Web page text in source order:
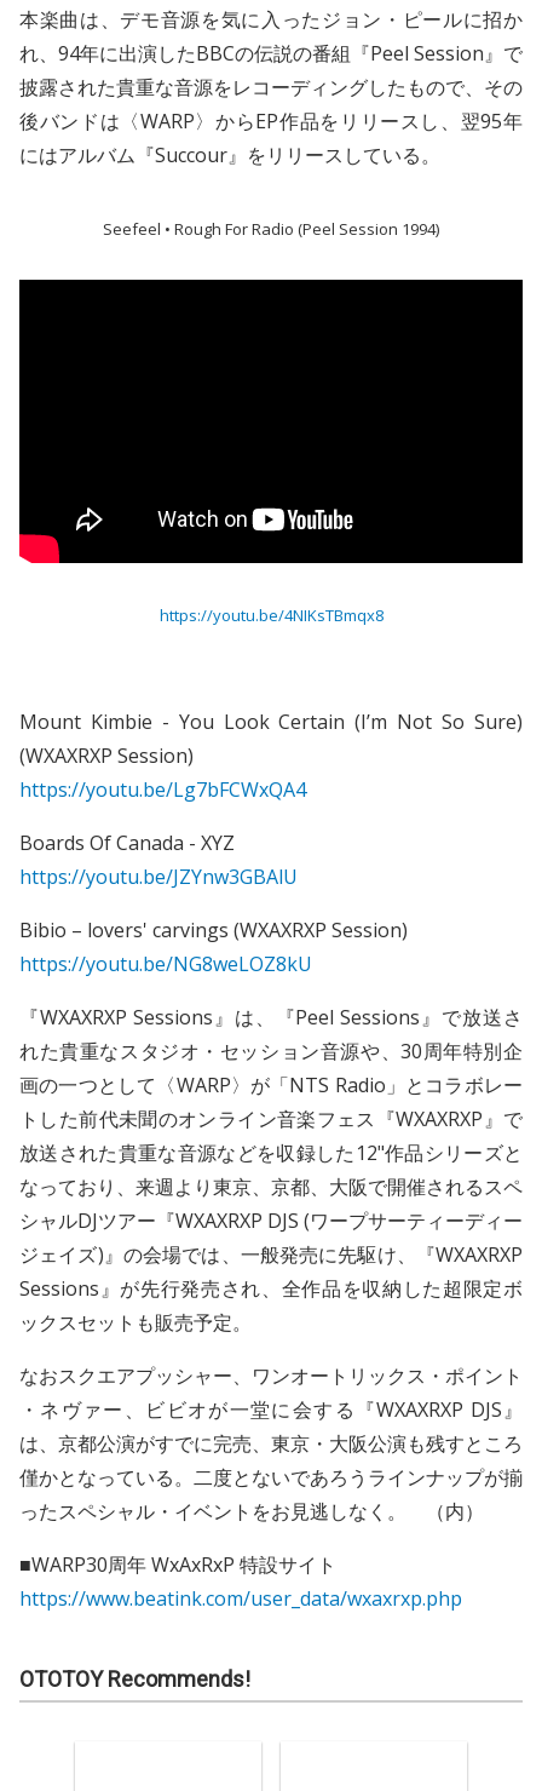
本楽曲は、デモ音源を気に入ったジョン・ピールに招か
れ、94年に出演したBBCの伝説の番組『Peel Session』で
披露された貴重な音源をレコーディングしたもので、その
後バンドは〈WARP〉からEP作品をリリースし、翌95年
にはアルバム『Succour』をリリースしている。
Seefeel • Rough For Radio (Peel Session 1994)
https://youtu.be/4NIKsTBmqx8
Mount Kimbie - You Look Certain (I’m Not So Sure)
(WXAXRXP Session)
https://youtu.be/Lg7bFCWxQA4
Boards Of Canada - XYZ
https://youtu.be/JZYnw3GBAlU
Bibio – lovers' carvings (WXAXRXP Session)
https://youtu.be/NG8weLOZ8kU
『WXAXRXP Sessions』は、『Peel Sessions』で放送さ
れた貴重なスタジオ・セッション音源や、30周年特別企
画の一つとして〈WARP〉が「NTS Radio」とコラボレー
トした前代未聞のオンライン音楽フェス『WXAXRXP』で
放送された貴重な音源などを収録した12"作品シリーズと
なっており、来週より東京、京都、大阪で開催されるスペ
シャルDJツアー『WXAXRXP DJS (ワープサーティーディー
ジェイズ)』の会場では、一般発売に先駆け、『WXAXRXP
Sessions』が先行発売され、全作品を収納した超限定ボ
ックスセットも販売予定。
なおスクエアプッシャー、ワンオートリックス・ポイント
・ネヴァー、ビビオが一堂に会する『WXAXRXP DJS』
は、京都公演がすでに完売、東京・大阪公演も残すところ
僅かとなっている。二度とないであろうラインナップが揃
ったスペシャル・イベントをお見逃しなく。 （内）
■WARP30周年 WxAxRxP 特設サイト
https://www.beatink.com/user_data/wxaxrxp.php
OTOTOY Recommends!